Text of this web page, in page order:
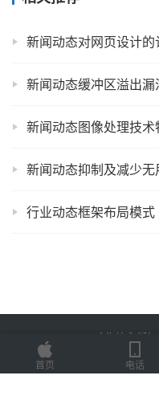
新闻动态对网页设计的
新闻动态缓冲区溢出漏
新闻动态图像处理技术
新闻动态抑制及减少无
行业动态框架布局模式
Copyright © 2025 金海技术 版权
首页
电话